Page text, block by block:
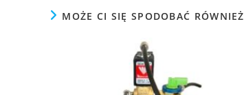
MOŻE CI SIĘ SPODOBAĆ RÓWNIEŻ